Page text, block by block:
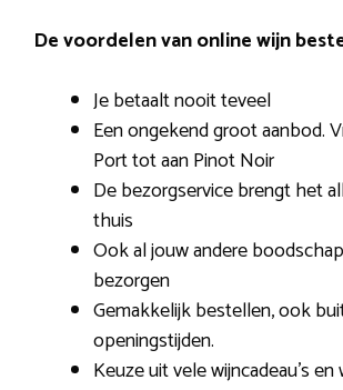
De voordelen van online wijn
Je betaalt nooit teveel
Een ongekend groot aanbod.
Port tot aan Pinot Noir
De bezorgservice brengt het
thuis
Ook al jouw andere
bezorgen
Gemakkelijk bestellen, ook
openingstijden.
Keuze uit vele wijncadeau’s